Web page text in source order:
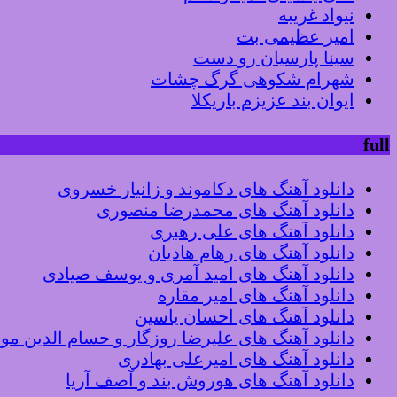
نیواد غریبه
امیر عظیمی بت
سینا پارسیان رو دست
شهرام شکوهی گرگ چشات
ایوان بند عزیزم باریکلا
full
دانلود آهنگ های دکاموند و زانیار خسروی
دانلود آهنگ های محمدرضا منصوری
دانلود آهنگ های علی رهبری
دانلود آهنگ های رهام هادیان
دانلود آهنگ های امید آمری و یوسف صیادی
دانلود آهنگ های امیر مقاره
دانلود آهنگ های احسان یاسین
دانلود آهنگ های علیرضا روزگار و حسام الدین
دانلود آهنگ های امیرعلی بهادری
دانلود آهنگ های هوروش بند و آصف آریا